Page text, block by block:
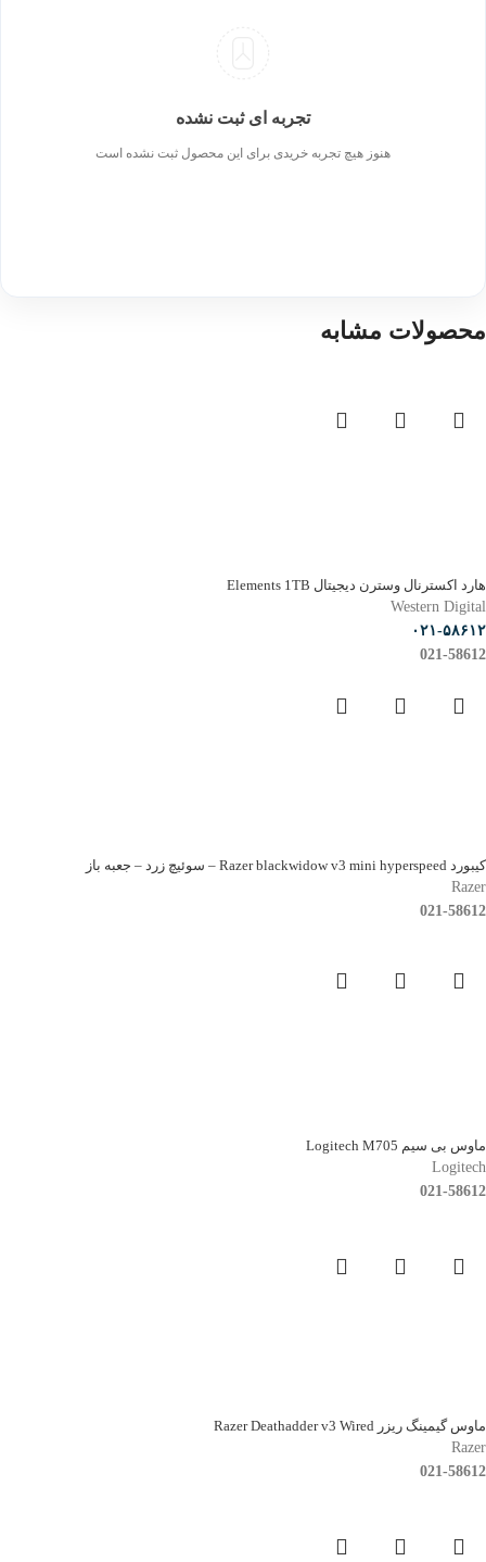
تجربه ای ثبت نشده
هنوز هیچ تجربه خریدی برای این محصول ثبت نشده است
محصولات مشابه
هارد اکسترنال وسترن دیجیتال Elements 1TB
Western Digital
۰۲۱-۵۸۶۱۲
021-58612
کیبورد Razer blackwidow v3 mini hyperspeed – سوئیچ زرد – جعبه باز
Razer
021-58612
ماوس بی سیم Logitech M705
Logitech
021-58612
ماوس گیمینگ ریزر Razer Deathadder v3 Wired
Razer
021-58612